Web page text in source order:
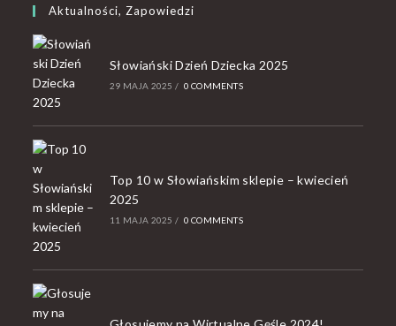
Aktualności, Zapowiedzi
Słowiański Dzień Dziecka 2025
29 MAJA 2025 / 0 COMMENTS
Top 10 w Słowiańskim sklepie – kwiecień
2025
11 MAJA 2025 / 0 COMMENTS